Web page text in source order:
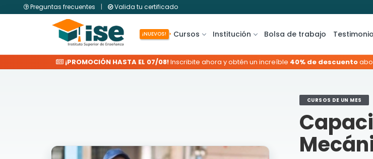
Preguntas frecuentes | Valida tu certificado
¡NUEVOS! Cursos Institución Bolsa de trabajo
¡PROMOCIÓN HASTA EL 07/08!Inscribite ahora y obtén un increíble 40% de descuento
CURSOS DE UN MES